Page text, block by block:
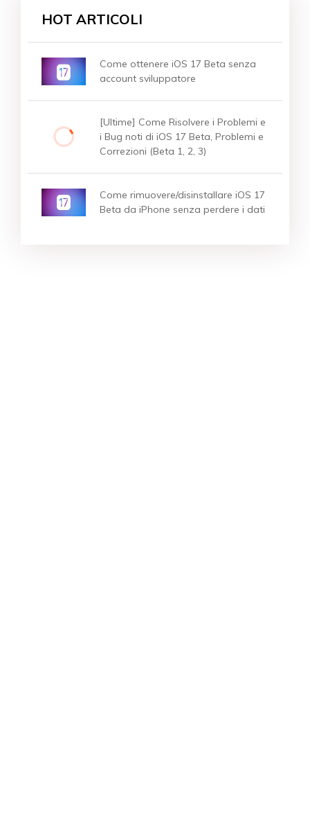
HOT ARTICOLI
Come ottenere iOS 17 Beta senza
account sviluppatore
[Ultime] Come Risolvere i Problemi e
i Bug noti di iOS 17 Beta, Problemi e
Correzioni (Beta 1, 2, 3)
Come rimuovere/disinstallare iOS 17
Beta da iPhone senza perdere i dati